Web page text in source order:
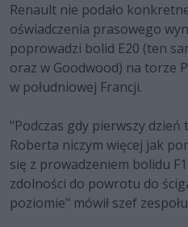
Renault nie podało
oświadczenia prasowego
poprowadzi bolid E20 (ten
oraz w Goodwood) na torze
w południowej Francji.
"Podczas gdy pierwszy dzień
Roberta niczym więcej jak
się z prowadzeniem bolidu
zdolności do powrotu do
poziomie" mówił szef